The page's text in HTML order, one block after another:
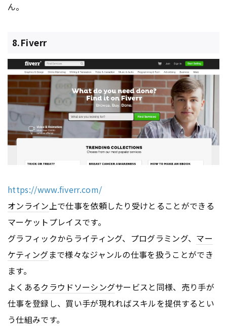
ん。
8.Fiverr
https://www.fiverr.com/
オンライン上で仕事を依頼したり受けとることができる
マーケットプレイスです。
グラフィックからライティング、プログラミング、 マー
ケティングまで様々なジャンルの仕事を扱うことができ
ます。
よくあるクラウドソーシングサービスと同様、売り手が
仕事を登録し、買い手が現れればスキルを提供するとい
う仕組みです。